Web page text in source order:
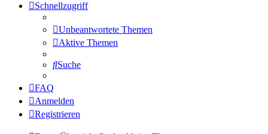
Schnellzugriff
Unbeantwortete Themen
Aktive Themen
Suche
FAQ
Anmelden
Registrieren